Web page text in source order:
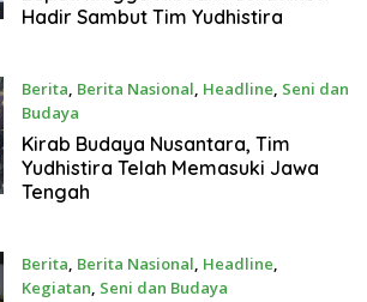
Hadir Sambut Tim Yudhistira
Berita, Berita Nasional, Headline, Seni dan
Budaya
24 Juli 2022
Kirab Budaya Nusantara, Tim
Yudhistira Telah Memasuki Jawa
Tengah
Berita, Berita Nasional, Headline,
Kegiatan, Seni dan Budaya